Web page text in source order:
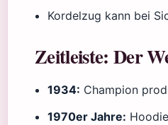
Kordelzug kann bei
Zeitleiste: Der
1934: Champion
1970er Jahre: